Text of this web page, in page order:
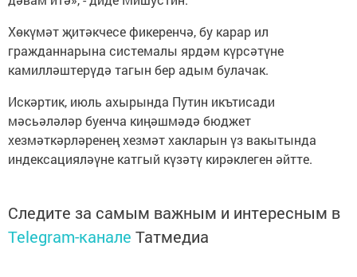
Хөкүмәт җитәкчесе фикеренчә, бу карар ил
гражданнарына системалы ярдәм күрсәтүне
камилләштерүдә тагын бер адым булачак.
Искәртик, июль ахырында Путин икътисади
мәсьәләләр буенча киңәшмәдә бюджет
хезмәткәрләренең хезмәт хакларын үз вакытында
индексацияләүне катгый күзәтү кирәклеген әйтте.
Следите за самым важным и интересным в
Telegram-канале Татмедиа